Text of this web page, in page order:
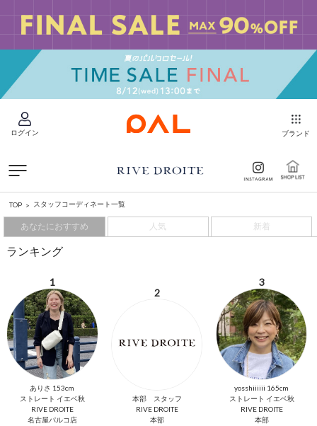
ログイン ブランド
TOP スタッフコーディネート一覧
あなたにおすすめ 人気 新着
ランキング
1
ありさ 153cm
ストレート イエベ秋
RIVE DROITE
名古屋パルコ店
2
本部 スタッフ
RIVE DROITE
本部
3
yosshiiiiii 165cm
ストレート イエベ秋
RIVE DROITE
本部